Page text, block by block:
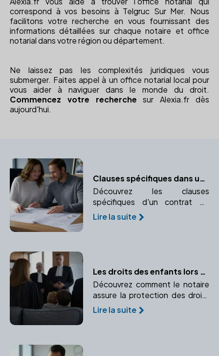
correspond à vos besoins à Telgruc Sur Mer. Nous
facilitons votre recherche en vous fournissant des
informations détaillées sur chaque notaire et office
notarial dans votre région ou département.
Ne laissez pas les complexités juridiques vous
submerger. Faites appel à un office notarial local pour
vous aider à naviguer dans le monde du droit.
Commencez votre recherche sur Alexia.fr dès
aujourd'hui.
Clauses spécifiques dans un contrat de mariage
Découvrez les clauses
spécifiques d'un contrat de
mariage et pourquoi faire appel
à un notaire est indispensable.
Lire la suite
Les droits des enfants lors d'un divorce : Comment le notaire assure leur protection
Découvrez comment le notaire
assure la protection des droits
des enfants lors d'un divorce.
Pension alimentaire, garde
Lire la suite